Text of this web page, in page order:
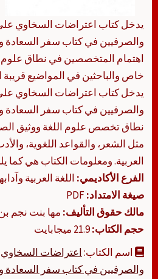
يدخل كتاب اعتراضات السخاوي على
والصرفيين في كتاب سفر السعادة
اهتمام المتخصصين في نطاق علوم
خاص والباحثين في المواضيع
يدخل كتاب اعتراضات السخاوي على
والصرفيين في كتاب سفر السعادة
نطاق تخصص علوم اللغة ووثيق
مثل الشعر، والقواعد اللغوية،
العربية. ومعلومات الكتاب هي كما
الفرع الأكاديمي: اللغة العربية
صيغة الامتداد:
مالك حقوق التأليف: مها بنت نجم
حجم الكتاب:21.9 ميجابايت
اسم الكتاب:اعتراضات السخاوي
والصرفيين في كتاب سفر السعادة